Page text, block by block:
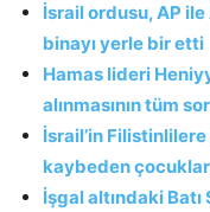
İsrail ordusu, AP
binayı yerle bir etti
Hamas lideri
alınmasının tüm
İsrail’in Filistinlilere
kaybeden
İşgal altındaki